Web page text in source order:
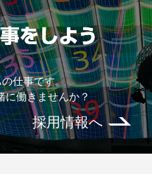
の仕事です。
に働きませんか？
採用情報へ